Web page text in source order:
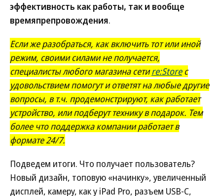
эффективность как работы, так и вообще
времяпрепровождения.
Если же разобраться, как включить тот или иной
режим, своими силами не получается,
специалисты любого магазина сетиre:Storeс
удовольствием помогут и ответят на любые другие
вопросы, в т.ч. продемонстрируют, как работает
устройство, или подберут технику в подарок. Тем
более что поддержка компании работает в
формате 24/7.
Подведем итоги. Что получает пользователь?
Новый дизайн, топовую «начинку», увеличенный
дисплей, камеру, как у iPad Pro, разъем USB-C,